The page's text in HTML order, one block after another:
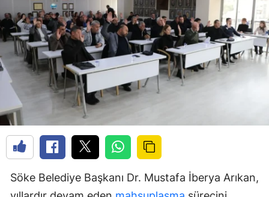
Söke Belediye Başkanı Dr. Mustafa İberya Arıkan,